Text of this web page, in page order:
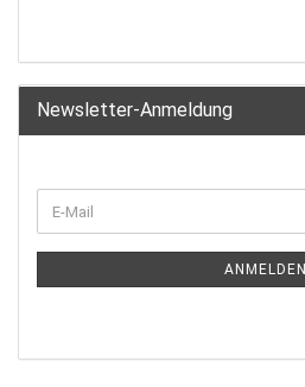
Newsletter-Anmeldung
ANMELDEN